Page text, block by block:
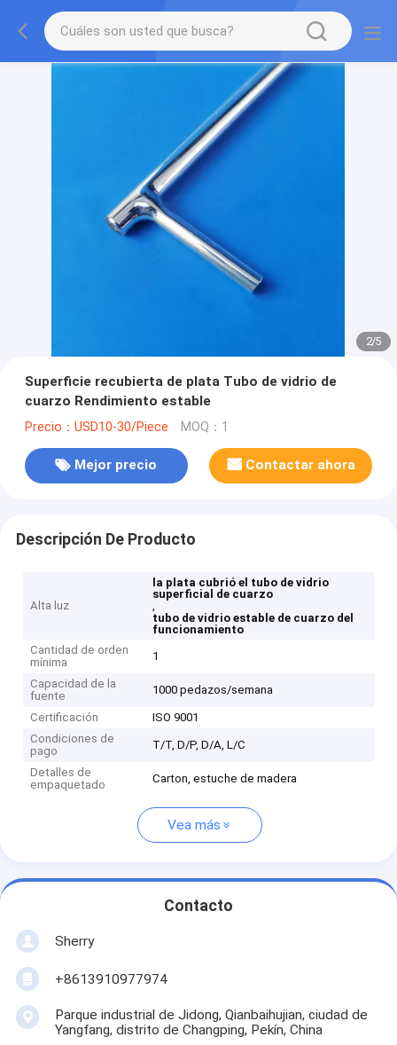
2/5
Superficie recubierta de plata Tubo de vidrio de
cuarzo Rendimiento estable
Precio：USD10-30/Piece MOQ：1
Mejor precio Contactar ahora
Descripción De Producto
Alta luz
la plata cubrió el tubo de vidrio
superficial de cuarzo
,
tubo de vidrio estable de cuarzo del
funcionamiento
Cantidad de orden
mínima
1
Capacidad de la
fuente
1000 pedazos/semana
Certificación
ISO 9001
Condiciones de
pago
T/T, D/P, D/A, L/C
Detalles de
empaquetado
Carton, estuche de madera
Vea más
Contacto
Sherry
+8613910977974
Parque industrial de Jidong, Qianbaihujian, ciudad de
Yangfang, distrito de Changping, Pekín, China